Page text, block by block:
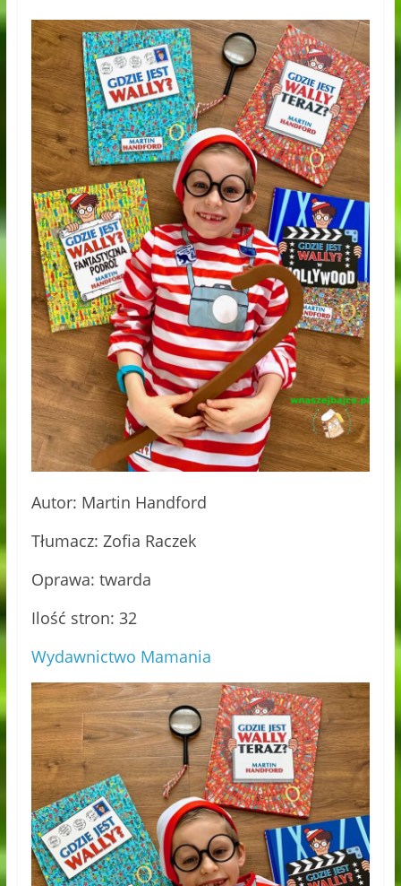
Autor: Martin Handford
Tłumacz: Zofia Raczek
Oprawa: twarda
Ilość stron: 32
Wydawnictwo Mamania